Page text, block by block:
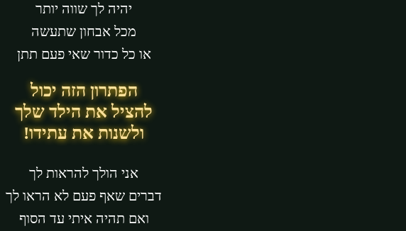
יהיה לך שווה יותר
מכל אבחון שתעשה
או כל כדור שאי פעם תתן
הפתרון הזה יכול
להציל את הילד שלך
ולשנות את עתידו!
אני הולך להראות לך
דברים שאף פעם לא הראו לך
ואם תהיה איתי עד הסוף